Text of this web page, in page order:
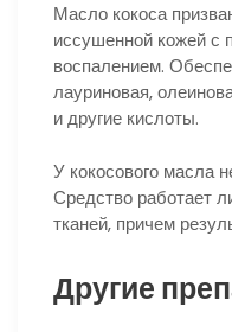
Масло кокоса
иссушенной кожей с
воспалением.
лауриновая,
и другие кислоты.
У кокосового масла
Средство работает
тканей, причем
Другие